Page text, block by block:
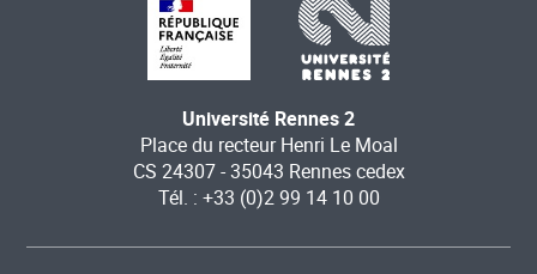
Université Rennes 2
Place du recteur Henri Le Moal
CS 24307 - 35043 Rennes cedex
Tél. : +33 (0)2 99 14 10 00